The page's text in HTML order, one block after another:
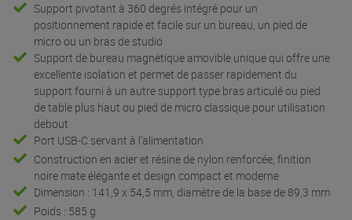
Support pivotant à 360 degrés intégré pour un
positionnement rapide et facile sur un bureau, un pied de
micro ou un bras de studio
Support de bureau magnétique amovible unique qui offre une
excellente isolation et permet de passer rapidement du
support fourni à un autre support type bras articulé ou pied
de table plus haut ou pied de micro classique pour utilisation
debout
Port USB-C servant à l’alimentation
Construction en acier et résine de nylon renforcée, finition
noire mate élégante et design compact et moderne
Dimension : 141,9 x 54,5 mm, diamètre de la base de 89,3 mm
Poids : 585 g